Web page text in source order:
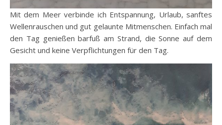
Mit dem Meer verbinde ich Entspannung, Urlaub, sanftes
Wellenrauschen und gut gelaunte Mitmenschen. Einfach mal
den Tag genießen barfuß am Strand, die Sonne auf dem
Gesicht und keine Verpflichtungen für den Tag.